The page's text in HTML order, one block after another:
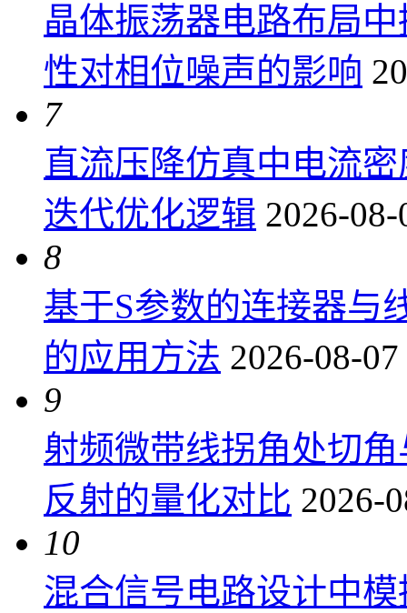
晶体振荡器电路布局
性对相位噪声的影响
7
直流压降仿真中电流
迭代优化逻辑 2026-
8
基于S参数的连接器与
的应用方法 2026-08-
9
射频微带线拐角处切
反射的量化对比 2026-
10
混合信号电路设计中